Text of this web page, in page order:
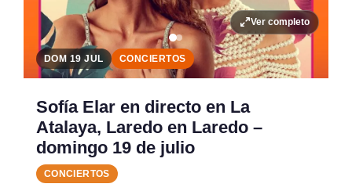
Ver completo
DOM 19 JUL CONCIERTOS
Sofía Elar en directo en La
Atalaya, Laredo en Laredo –
domingo 19 de julio
CONCIERTOS